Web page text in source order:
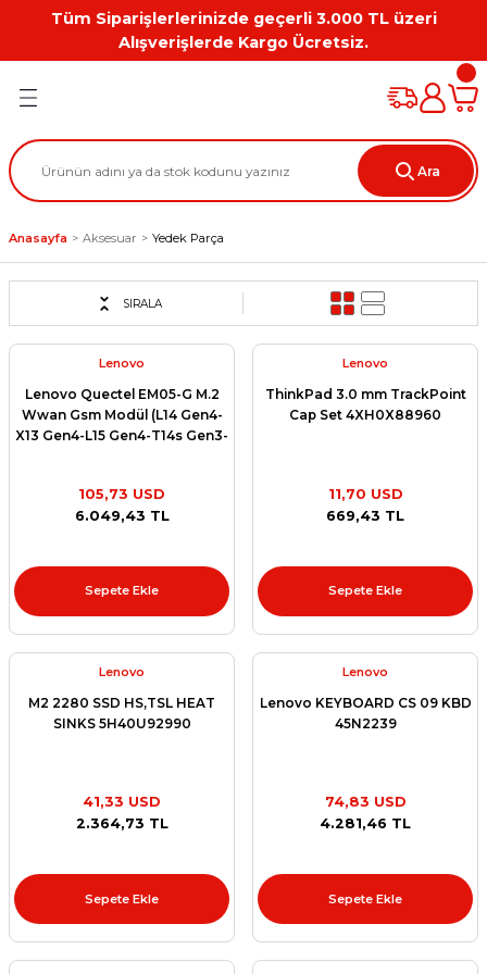
Tüm Siparişlerlerinizde geçerli 3.000 TL üzeri
Alışverişlerde Kargo Ücretsiz.
Geri Dön
Geri Dön
Geri Dön
Geri Dön
Geri Dön
Geri Dön
Kılıf
Workstation Aksesuarları
Grafik Kartı
Ara
Anasayfa Aksesuar Yedek Parça
SIRALA
Lenovo
Lenovo Quectel EM05-G M.2
Wwan Gsm Modül (L14 Gen4-
X13 Gen4-L15 Gen4-T14s Gen3-
105,73 USD
6.049,43 TL
Sepete Ekle
Lenovo
ThinkPad 3.0 mm TrackPoint
Cap Set 4XH0X88960
11,70 USD
669,43 TL
Sepete Ekle
Lenovo
M2 2280 SSD HS,TSL HEAT
SINKS 5H40U92990
41,33 USD
2.364,73 TL
Sepete Ekle
Lenovo
Lenovo KEYBOARD CS 09 KBD
45N2239
74,83 USD
4.281,46 TL
Sepete Ekle